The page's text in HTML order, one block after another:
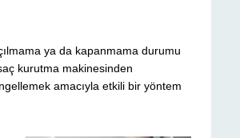
ya da kapanmama durumu
kurutma makinesinden
amacıyla etkili bir yöntem